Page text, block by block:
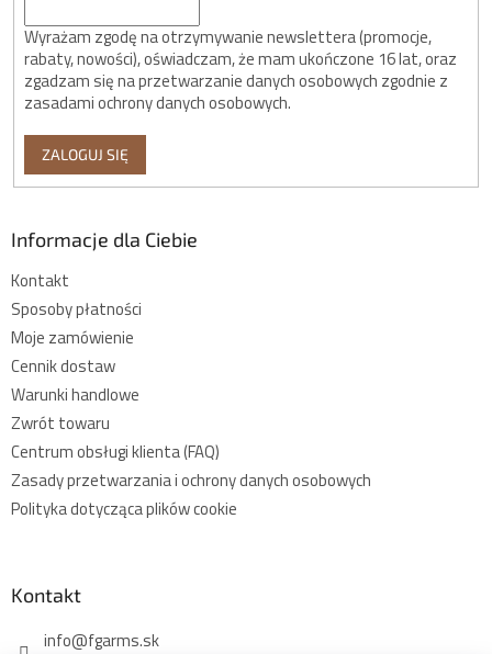
Wyrażam zgodę na otrzymywanie newslettera (promocje,
rabaty, nowości), oświadczam, że mam ukończone 16 lat, oraz
zgadzam się na przetwarzanie danych osobowych zgodnie z
zasadami ochrony danych osobowych.
ZALOGUJ SIĘ
Informacje dla Ciebie
Kontakt
Sposoby płatności
Moje zamówienie
Cennik dostaw
Warunki handlowe
Zwrót towaru
Centrum obsługi klienta (FAQ)
Zasady przetwarzania i ochrony danych osobowych
Polityka dotycząca plików cookie
Kontakt
info@fgarms.sk